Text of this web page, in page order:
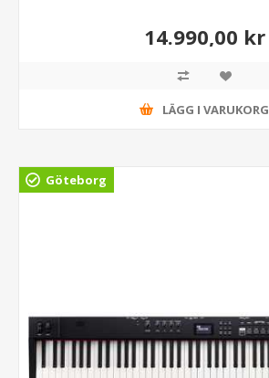
14.990,00 kr
LÄGG I VARUKORG
Göteborg